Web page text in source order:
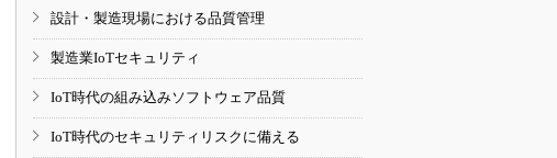
設計・製造現場における品質管理
製造業IoTセキュリティ
IoT時代の組み込みソフトウェア品質
IoT時代のセキュリティリスクに備える